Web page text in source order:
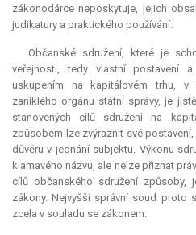
zákonodárce neposkytuje, jejich
judikatury a praktického používání.
Občanské sdružení, které je
veřejnosti, tedy vlastní postavení
uskupením na kapitálovém trhu, v
zaniklého orgánu státní správy, je
stanovených cílů sdružení na
způsobem lze zvýraznit své
důvěru v jednání subjektu. Výkonu
klamavého názvu, ale nelze přiznat
cílů občanského sdružení
zákony. Nejvyšší správní soud proto
zcela v souladu se zákonem.